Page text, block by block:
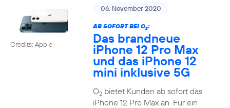
Credits: Apple
06. November 2020
AB SOFORT BEI O2:
Das brandneue
iPhone 12 Pro Max
und das iPhone 12
mini inklusive 5G
O2bietet Kunden ab sofort das
iPhone 12 Pro Max an. Für ein